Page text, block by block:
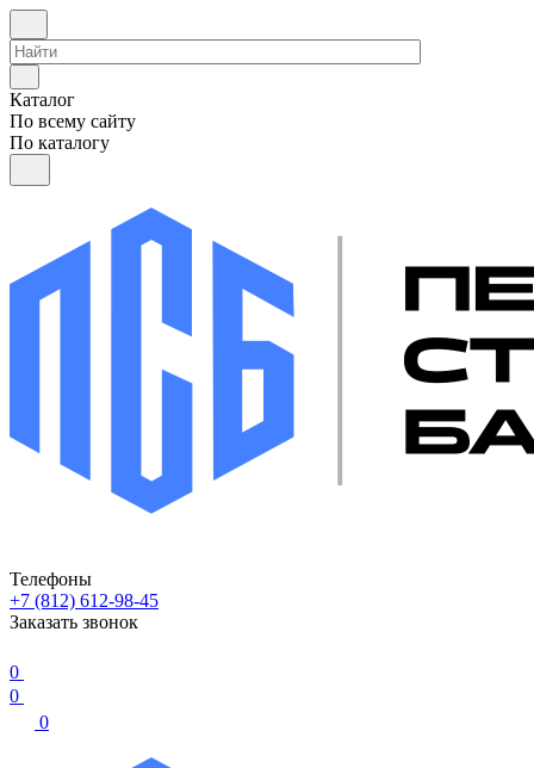
Каталог
По всему сайту
По каталогу
Телефоны
+7 (812) 612-98-45
Заказать звонок
0
0
0